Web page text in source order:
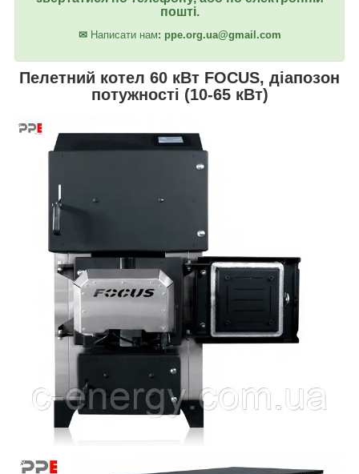
пошті.
✉Написати нам: ppe.org.ua@gmail.com
Пелетний котел 60 кВт FOCUS, діапозон
потужності (10-65 кВт)